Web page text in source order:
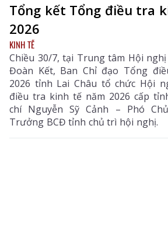
Tổng kết Tổng điều tra
2026
KINH TẾ
Chiều 30/7, tại Trung tâm Hội
Đoàn Kết, Ban Chỉ đạo Tổng
2026 tỉnh Lai Châu tổ chức Hội
điều tra kinh tế năm 2026 cấp
chí Nguyễn Sỹ Cảnh – Phó
Trưởng BCĐ tỉnh chủ trì hội nghị.